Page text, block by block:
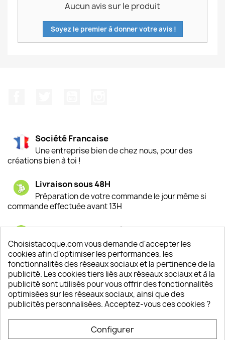
Aucun avis sur le produit
Soyez le premier à donner votre avis !
Société Francaise
Une entreprise bien de chez nous, pour des
créations bien à toi !
Livraison sous 48H
Préparation de votre commande le jour même si
commande effectuée avant 13H
Satisfaction de nos clients
Depuis 2009, entre 92% et 94% de nos clients
sont satisfaits de nos produits
Un SAV à votre écoute
Notre SAV est disponible 6/7J de 10h à 18H
Choisistacoque.com vous demande d'accepter les
cookies afin d'optimiser les performances, les
fonctionnalités des réseaux sociaux et la pertinence de la
publicité. Les cookies tiers liés aux réseaux sociaux et à la
publicité sont utilisés pour vous offrir des fonctionnalités
optimisées sur les réseaux sociaux, ainsi que des
publicités personnalisées. Acceptez-vous ces cookies ?
Configurer